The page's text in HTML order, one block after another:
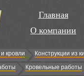
Главная
О компании
кровли
Конструкции из
Кровельные работы